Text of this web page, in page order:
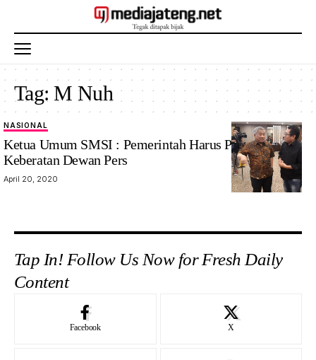
Tag:M Nuh
NASIONAL
Ketua Umum SMSI : Pemerintah Harus Perhatikan
Keberatan Dewan Pers
April 20, 2020
Tap In! Follow Us Now for Fresh Daily
Content
Facebook X